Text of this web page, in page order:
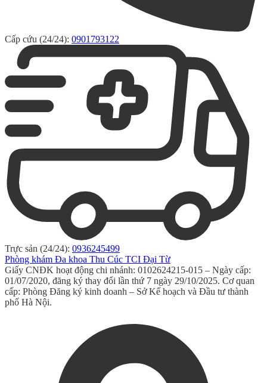
Cấp cứu (24/24): 0901793122
Trực sản (24/24): 0936245499
Phòng khám Đa khoa Thu Cúc TCI Đại Từ
Giấy CNĐK hoạt động chi nhánh: 0102624215-015 – Ngày cấp:
01/07/2020, đăng ký thay đổi lần thứ 7 ngày 29/10/2025. Cơ quan
cấp: Phòng Đăng ký kinh doanh – Sở Kế hoạch và Đầu tư thành
phố Hà Nội.